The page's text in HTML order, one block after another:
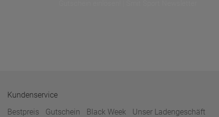
Kundenservice
Bestpreis
Gutschein Black Week
Unser Ladengeschäft